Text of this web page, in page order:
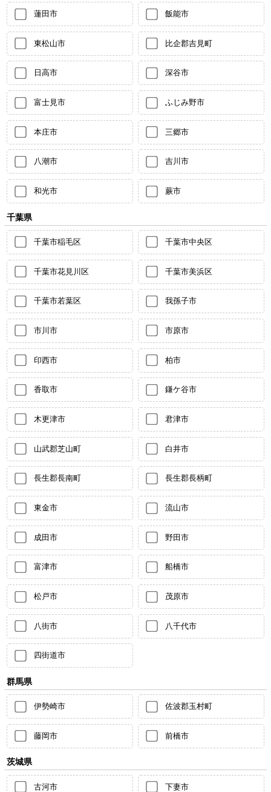
蓮田市 飯能市
東松山市 比企郡吉見町
日高市 深谷市
富士見市 ふじみ野市
本庄市 三郷市
八潮市 吉川市
和光市 蕨市
千葉県
千葉市稲毛区 千葉市中央区
千葉市花見川区 千葉市美浜区
千葉市若葉区 我孫子市
市川市 市原市
印西市 柏市
香取市 鎌ケ谷市
木更津市 君津市
山武郡芝山町 白井市
長生郡長南町 長生郡長柄町
東金市 流山市
成田市 野田市
富津市 船橋市
松戸市 茂原市
八街市 八千代市
四街道市
群馬県
伊勢崎市 佐波郡玉村町
藤岡市 前橋市
茨城県
古河市 下妻市